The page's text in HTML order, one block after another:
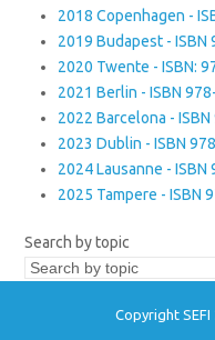
2018 Copenhagen -
2019 Budapest -
2020 Twente - ISBN:
2021 Berlin - ISBN
2022 Barcelona -
2023 Dublin - ISBN
2024 Lausanne -
2025 Tampere - ISBN
Search by topic
Copyright SEFI